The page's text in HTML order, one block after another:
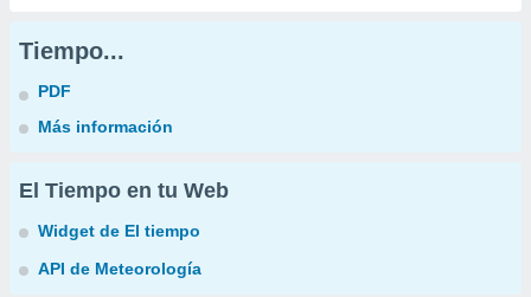
Tiempo...
PDF
Más información
El Tiempo en tu Web
Widget de El tiempo
API de Meteorología